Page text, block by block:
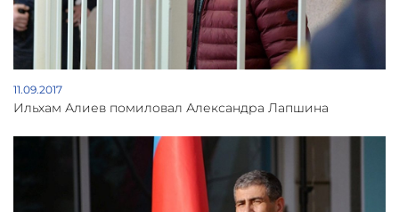
11.09.2017
Ильхам Алиев помиловал Александра Лапшина